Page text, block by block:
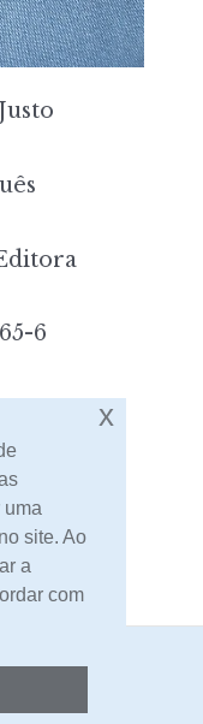
6
uma
site. Ao
a
com
x